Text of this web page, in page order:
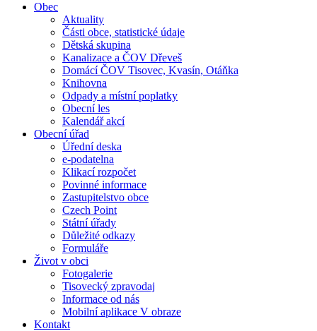
Obec
Aktuality
Části obce, statistické údaje
Dětská skupina
Kanalizace a ČOV Dřeveš
Domácí ČOV Tisovec, Kvasín, Otáňka
Knihovna
Odpady a místní poplatky
Obecní les
Kalendář akcí
Obecní úřad
Úřední deska
e-podatelna
Klikací rozpočet
Povinné informace
Zastupitelstvo obce
Czech Point
Státní úřady
Důležité odkazy
Formuláře
Život v obci
Fotogalerie
Tisovecký zpravodaj
Informace od nás
Mobilní aplikace V obraze
Kontakt